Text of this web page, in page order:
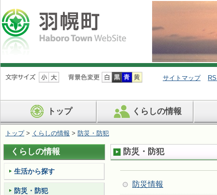
ナ
ビ
ン
を
ば
す
サイトマップ
トップ くらしの情報
トップ> くらしの情報 > 防災・防犯
防災・防犯
防災情報
くらしの情報
生活から探す
防災・防犯